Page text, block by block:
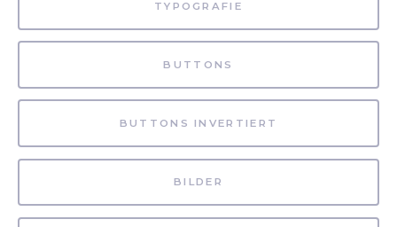
TYPOGRAFIE
BUTTONS
BUTTONS INVERTIERT
BILDER